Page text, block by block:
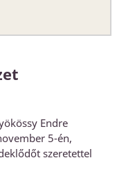
Endre
5-én,
szeretettel